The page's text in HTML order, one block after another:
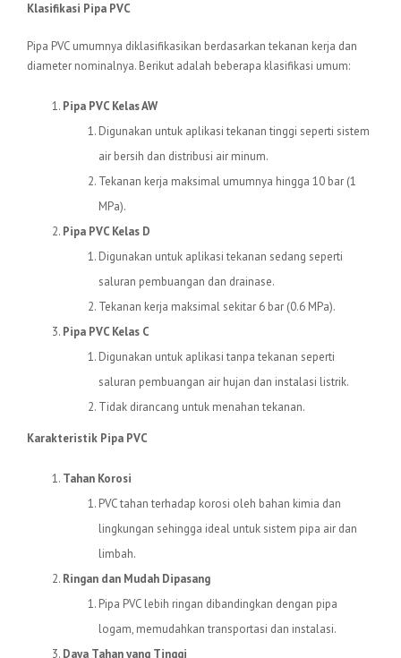
Klasifikasi Pipa PVC
Pipa PVC umumnya diklasifikasikan berdasarkan tekanan kerja dan
diameter nominalnya. Berikut adalah beberapa klasifikasi umum:
Pipa PVC Kelas AW
Digunakan untuk aplikasi tekanan tinggi seperti sistem
air bersih dan distribusi air minum.
Tekanan kerja maksimal umumnya hingga 10 bar (1
MPa).
Pipa PVC Kelas D
Digunakan untuk aplikasi tekanan sedang seperti
saluran pembuangan dan drainase.
Tekanan kerja maksimal sekitar 6 bar (0.6 MPa).
Pipa PVC Kelas C
Digunakan untuk aplikasi tanpa tekanan seperti
saluran pembuangan air hujan dan instalasi listrik.
Tidak dirancang untuk menahan tekanan.
Karakteristik Pipa PVC
Tahan Korosi
PVC tahan terhadap korosi oleh bahan kimia dan
lingkungan sehingga ideal untuk sistem pipa air dan
limbah.
Ringan dan Mudah Dipasang
Pipa PVC lebih ringan dibandingkan dengan pipa
logam, memudahkan transportasi dan instalasi.
Daya Tahan yang Tinggi